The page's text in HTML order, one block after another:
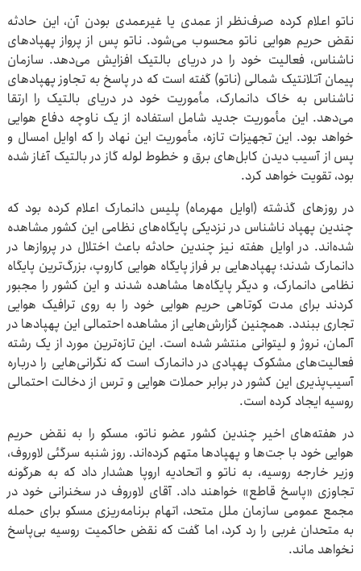
ناتو اعلام کرده صرف‌نظر از عمدی یا غیرعمدی بودن آن، این حادثه
نقض حریم هوایی ناتو محسوب می‌شود. ناتو پس از پرواز پهپادهای
ناشناس، فعالیت خود را در دریای بالتیک افزایش می‌دهد. سازمان
پیمان آتلانتیک شمالی (ناتو) گفته است که در پاسخ به تجاوز پهپادهای
ناشناس به خاک دانمارک، مأموریت خود در دریای بالتیک را ارتقا
می‌دهد. این مأموریت جدید شامل استفاده از یک ناوچه دفاع هوایی
خواهد بود. این تجهیزات تازه، مأموریت این نهاد را که اوایل امسال و
پس از آسیب دیدن کابل‌های برق و خطوط لوله گاز در بالتیک آغاز شده
بود، تقویت خواهد کرد.
در روزهای گذشته (اوایل مهرماه) پلیس دانمارک اعلام کرده بود که
چندین پهپاد ناشناس در نزدیکی پایگاه‌های نظامی این کشور مشاهده
شده‌اند. در اوایل هفته نیز چندین حادثه باعث اختلال در پروازها در
دانمارک شدند؛ پهپادهایی بر فراز پایگاه هوایی کاروپ، بزرگ‌ترین پایگاه
نظامی دانمارک، و دیگر پایگاه‌ها مشاهده شدند و این کشور را مجبور
کردند برای مدت کوتاهی حریم هوایی خود را به روی ترافیک هوایی
تجاری ببندد. همچنین گزارش‌هایی از مشاهده احتمالی این پهپادها در
آلمان، نروژ و لیتوانی منتشر شده است. این تازه‌ترین مورد از یک رشته
فعالیت‌های مشکوک پهپادی در دانمارک است که نگرانی‌هایی را درباره
آسیب‌پذیری این کشور در برابر حملات هوایی و ترس از دخالت احتمالی
روسیه ایجاد کرده است.
در هفته‌های اخیر چندین کشور عضو ناتو، مسکو را به نقض حریم
هوایی خود با جت‌ها و پهپادها متهم کرده‌اند. روز شنبه سرگئی لاوروف،
وزیر خارجه روسیه، به ناتو و اتحادیه اروپا هشدار داد که به هرگونه
تجاوزی «پاسخ قاطع» خواهند داد. آقای لاوروف در سخنرانی خود در
مجمع عمومی سازمان ملل متحد، اتهام برنامه‌ریزی مسکو برای حمله
به متحدان غربی را رد کرد، اما گفت که نقض حاکمیت روسیه بی‌پاسخ
نخواهد ماند.